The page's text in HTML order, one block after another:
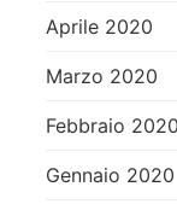
Aprile 2020
Marzo 2020
Febbraio 2020
Gennaio 2020